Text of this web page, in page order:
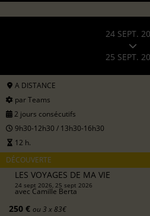
24 SEPT.
25 SEPT.
A DISTANCE
par Teams
2 jours consécutifs
9h30-12h30 / 13h30-16h30
12 h.
DÉCOUVERTE
LES VOYAGES DE MA VIE
24 sept 2026, 25 sept 2026
avecCamille Berta
250 € ou 3 x 83€